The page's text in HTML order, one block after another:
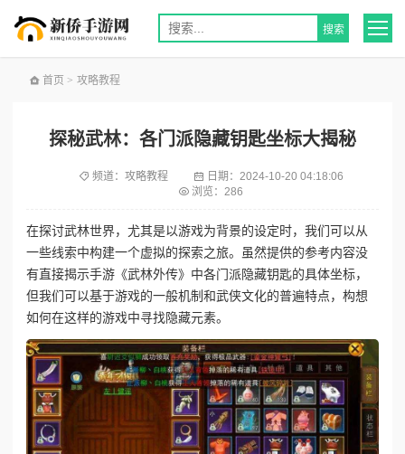
首页 > 攻略教程
探秘武林：各门派隐藏钥匙坐标大揭秘
频道： 攻略教程 日期： 2024-10-20 04:18:06
浏览：286
在探讨武林世界，尤其是以游戏为背景的设定时，我们可以从
一些线索中构建一个虚拟的探索之旅。虽然提供的参考内容没
有直接揭示手游《武林外传》中各门派隐藏钥匙的具体坐标，
但我们可以基于游戏的一般机制和武侠文化的普遍特点，构想
如何在这样的游戏中寻找隐藏元素。